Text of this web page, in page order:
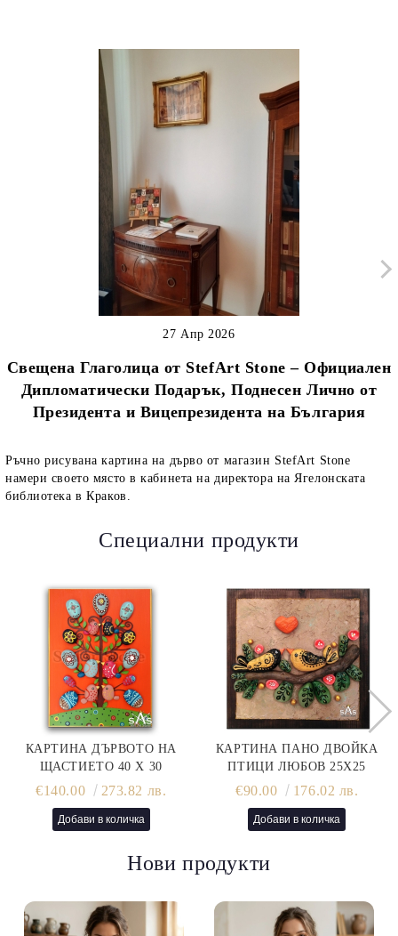
Свещена Глаголица от StefArt Stone – Официален
Дипломатически Подарък, Поднесен Лично от
Президента и Вицепрезидента на България
27 Апр 2026
Ръчно рисувана картина на дърво от магазин StefArt Stone
намери своето място в кабинета на директора на Ягелонската
библиотека в Краков.
Специални продукти
КАРТИНА ДЪРВОТО НА
ЩАСТИЕТО 40 Х 30
€140.00 273.82 лв.
КАРТИНА ПАНО ДВОЙКА
ПТИЦИ ЛЮБОВ 25Х25
€90.00 176.02 лв.
Нови продукти